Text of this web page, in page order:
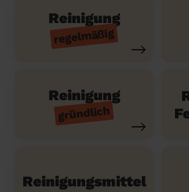
Reinigung
regelmäßig
Reinigung
gründlich
Reinigungsmittel